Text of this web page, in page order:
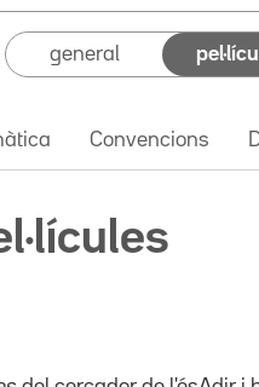
general
Convencions